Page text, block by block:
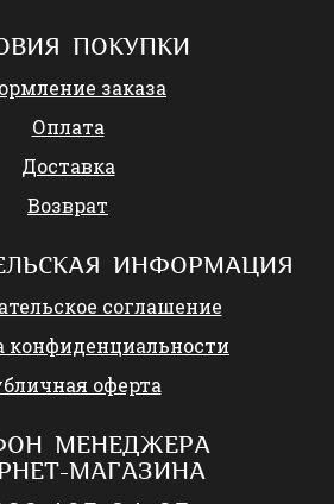
ПОКУПКИ
заказа
Оплата
Доставка
Возврат
ИНФОРМАЦИЯ
соглашение
конфиденциальности
оферта
МЕНЕДЖЕРА
МАГАЗИНА